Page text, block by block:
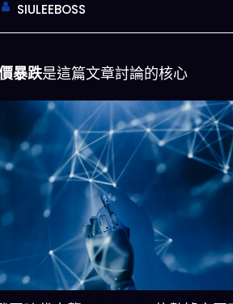
SIULEEBOSS
暴跌是這篇文章討論的核心